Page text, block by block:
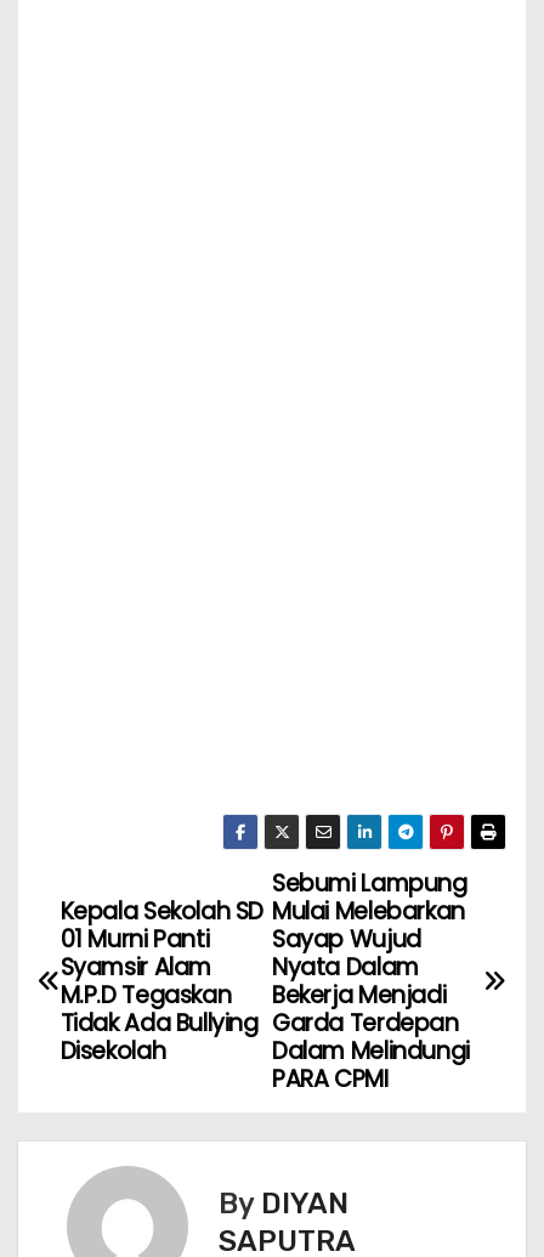
Sebumi Lampung
Mulai Melebarkan
Sayap Wujud
Nyata Dalam
Bekerja Menjadi
Garda Terdepan
Dalam Melindungi
PARA CPMI
Kepala Sekolah SD
01 Murni Panti
Syamsir Alam
M.P.D Tegaskan
Tidak Ada Bullying
Disekolah
By DIYAN
SAPUTRA